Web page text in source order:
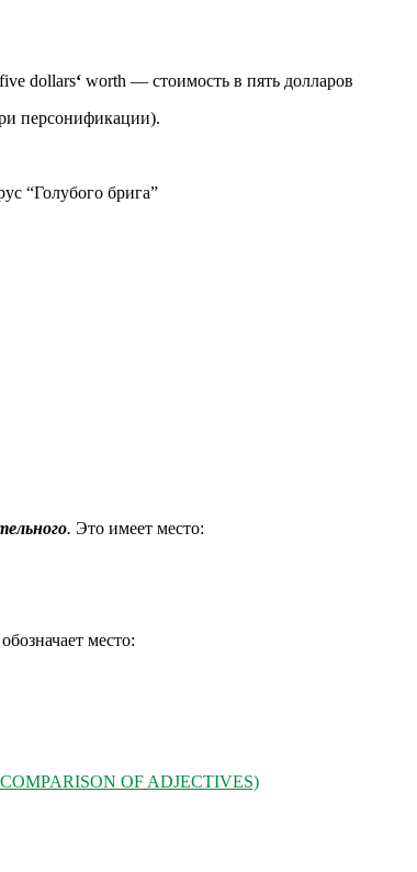
dollars‘ worth — стоимость в пять долларов
персони­фикации).
“Голубого брига”
. Это имеет место:
место:
COMPARISON OF ADJECTIVES)